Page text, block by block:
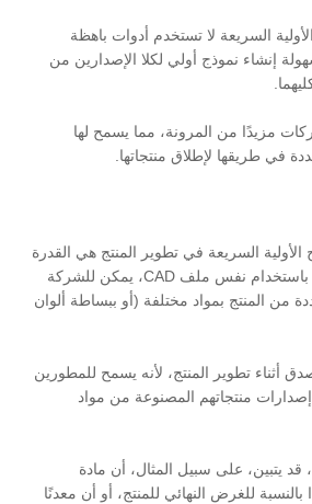
السريعة لا تستخدم أدوات باهظة
إنشاء نموذج أولي لكلا الإصدارين من
مزيدًا من المرونة، مما يسمح لها
في طريقها لإطلاق منتجاتها.
الأولية السريعة في تطوير المنتج هي القدرة
على اختبار مواد متعددة. باستخدام نفس ملف CAD، يمكن للشركة
من المنتج بمواد مختلفة (أو ببساطة ألوان
أثناء تطوير المنتج، لأنه يسمح للمطورين
منتجاتهم المصنوعة من مواد
قد يتبين، على سبيل المثال، أن مادة
للغرض النهائي للمنتج، أو أن معدنًا